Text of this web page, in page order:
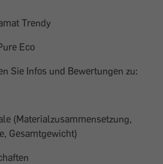
Trendy
Eco
Sie Infos und Bewertungen zu:
(Materialzusammensetzung,
Gesamtgewicht)